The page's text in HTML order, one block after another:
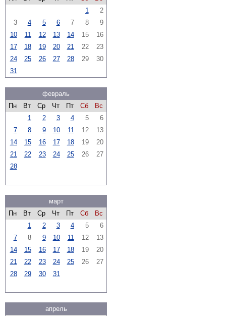
1
2
3
4 5 6 7 8
9
10
11 12 13 14 15
16
17
18 19 20 21 22
23
24
25 26 27 28 29
30
31
февраль
Пн
Вт Ср Чт Пт Сб
Вс
1
2 3 4 5
6
7
8 9 10 11 12
13
14
15 16 17 18 19
20
21
22 23 24 25 26
27
28
март
Пн
Вт Ср Чт Пт Сб
Вс
1
2 3 4 5
6
7
8 9 10 11 12
13
14
15 16 17 18 19
20
21
22 23 24 25 26
27
28
29 30 31
апрель